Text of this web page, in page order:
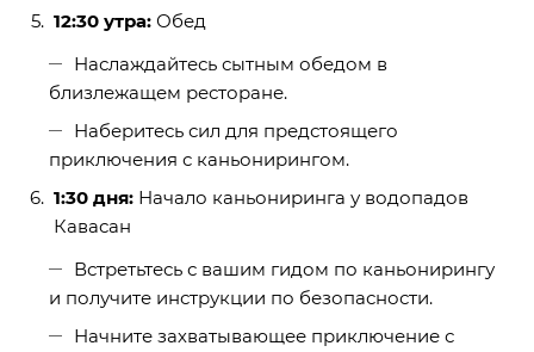
12:30 утра: Обед
Наслаждайтесь сытным обедом в
близлежащем ресторане.
Наберитесь сил для предстоящего
приключения с каньонирингом.
1:30 дня: Начало каньониринга у водопадов
Кавасан
Встретьтесь с вашим гидом по каньонирингу
и получите инструкции по безопасности.
Начните захватывающее приключение с